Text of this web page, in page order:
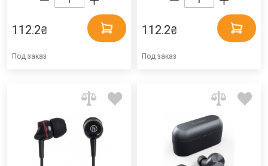
112.2₴
Под заказ
112.2₴
Под заказ